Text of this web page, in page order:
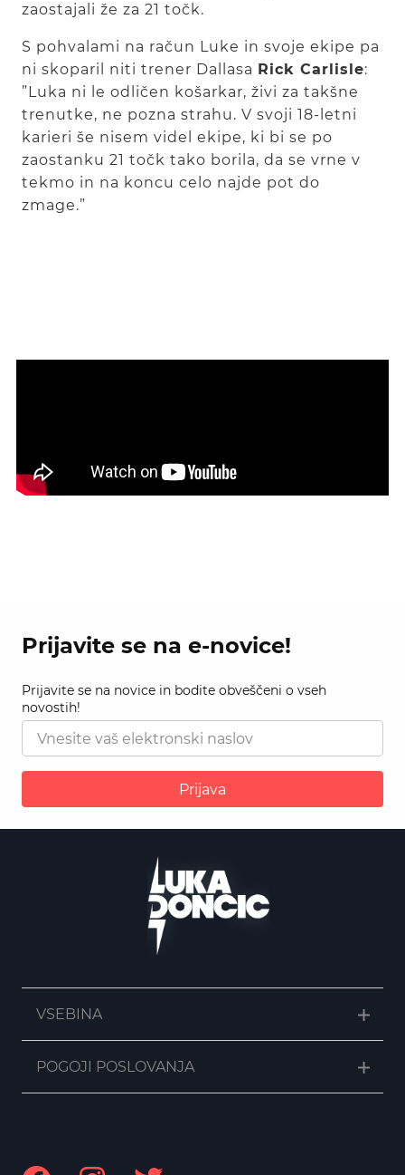
zaostajali že za 21 točk.
S pohvalami na račun Luke in svoje ekipe pa
ni skoparil niti trener Dallasa Rick Carlisle:
”Luka ni le odličen košarkar, živi za takšne
trenutke, ne pozna strahu. V svoji 18-letni
karieri še nisem videl ekipe, ki bi se po
zaostanku 21 točk tako borila, da se vrne v
tekmo in na koncu celo najde pot do
zmage.”
Prijavite se na e-novice!
Prijavite se na novice in bodite obveščeni o vseh
novostih!
Prijava
VSEBINA
POGOJI POSLOVANJA